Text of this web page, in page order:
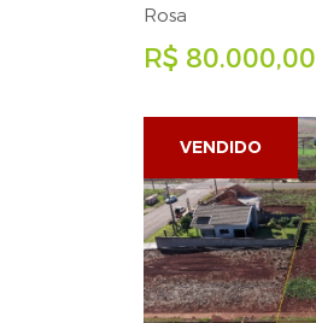
Rosa
R$ 80.000,00
VENDIDO